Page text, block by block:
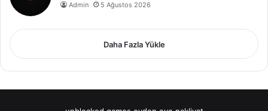
Admin 5 Ağustos 2026
Daha Fazla Yükle